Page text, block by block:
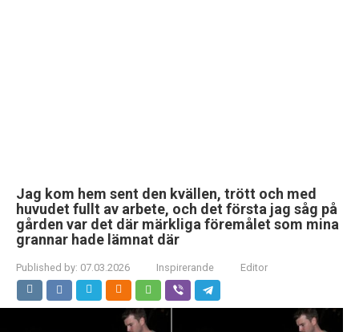
Jag kom hem sent den kvällen, trött och med
huvudet fullt av arbete, och det första jag såg på
gården var det där märkliga föremålet som mina
grannar hade lämnat där
Published by: 07.03.2026 Inspirerande Editor